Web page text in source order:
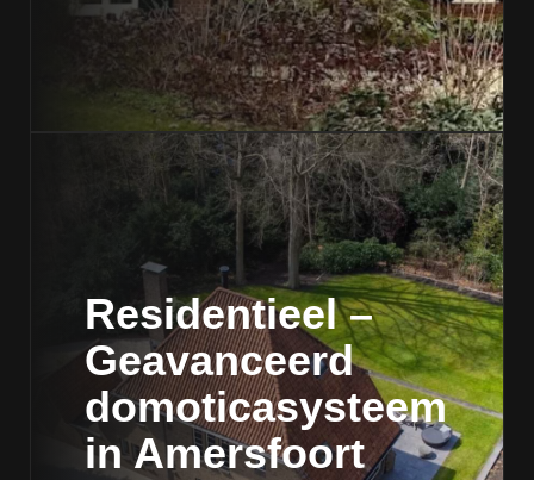
Residentieel –
Geavanceerd
domoticasysteem
in Amersfoort